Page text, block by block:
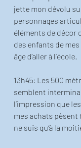
jette mon dévolu
personnages
éléments de décor
des enfants de
âge d’aller à l’école.
13h45: Les 500
semblent
l’impression que
mes achats
ne suis qu’à la